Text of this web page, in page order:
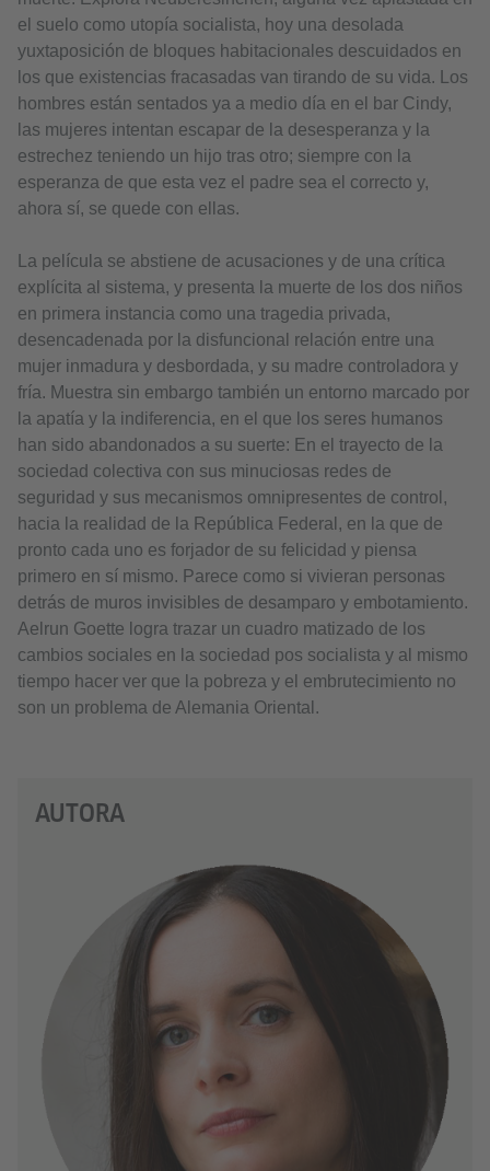
el suelo como utopía socialista, hoy una desolada
yuxtaposición de bloques habitacionales descuidados en
los que existencias fracasadas van tirando de su vida. Los
hombres están sentados ya a medio día en el bar Cindy,
las mujeres intentan escapar de la desesperanza y la
estrechez teniendo un hijo tras otro; siempre con la
esperanza de que esta vez el padre sea el correcto y,
ahora sí, se quede con ellas.
La película se abstiene de acusaciones y de una crítica
explícita al sistema, y presenta la muerte de los dos niños
en primera instancia como una tragedia privada,
desencadenada por la disfuncional relación entre una
mujer inmadura y desbordada, y su madre controladora y
fría. Muestra sin embargo también un entorno marcado por
la apatía y la indiferencia, en el que los seres humanos
han sido abandonados a su suerte: En el trayecto de la
sociedad colectiva con sus minuciosas redes de
seguridad y sus mecanismos omnipresentes de control,
hacia la realidad de la República Federal, en la que de
pronto cada uno es forjador de su felicidad y piensa
primero en sí mismo. Parece como si vivieran personas
detrás de muros invisibles de desamparo y embotamiento.
Aelrun Goette logra trazar un cuadro matizado de los
cambios sociales en la sociedad pos socialista y al mismo
tiempo hacer ver que la pobreza y el embrutecimiento no
son un problema de Alemania Oriental.
AUTORA